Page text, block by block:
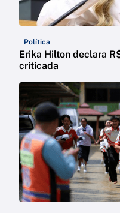
Política
Erika Hilton declara
criticada